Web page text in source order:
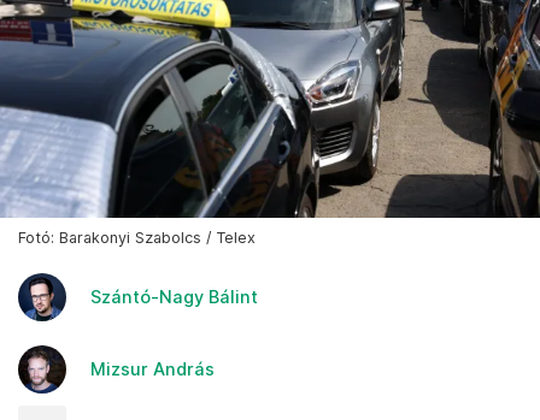
Fotó: Barakonyi Szabolcs / Telex
Szántó-Nagy Bálint
Mizsur András